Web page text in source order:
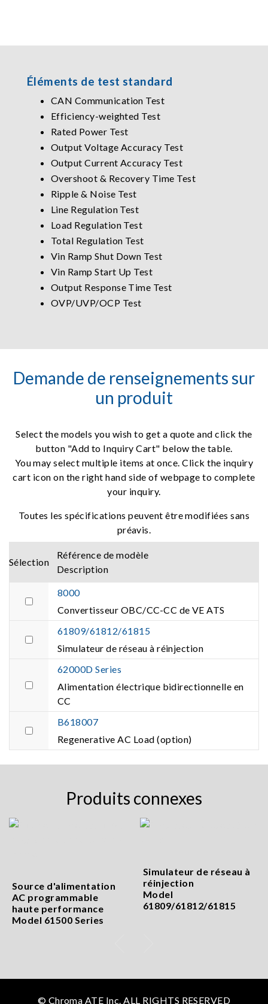
Éléments de test standard
CAN Communication Test
Efficiency-weighted Test
Rated Power Test
Output Voltage Accuracy Test
Output Current Accuracy Test
Overshoot & Recovery Time Test
Ripple & Noise Test
Line Regulation Test
Load Regulation Test
Total Regulation Test
Vin Ramp Shut Down Test
Vin Ramp Start Up Test
Output Response Time Test
OVP/UVP/OCP Test
Demande de renseignements sur
un produit
Select the models you wish to get a quote and click the
button "Add to Inquiry Cart" below the table.
You may select multiple items at once. Click the inquiry
cart icon on the right hand side of webpage to complete
your inquiry.
Toutes les spécifications peuvent être modifiées sans
préavis.
Sélection
Référence de modèle
Description
8000
Convertisseur OBC/CC-CC de VE ATS
61809/61812/61815
Simulateur de réseau à réinjection
62000D Series
Alimentation électrique bidirectionnelle en
CC
B618007
Regenerative AC Load (option)
Produits connexes
Source d'alimentation
AC programmable
haute performance
Model 61500 Series
Simulateur de réseau à
réinjection
Model
61809/61812/61815
© Chroma ATE Inc. ALL RIGHTS RESERVED